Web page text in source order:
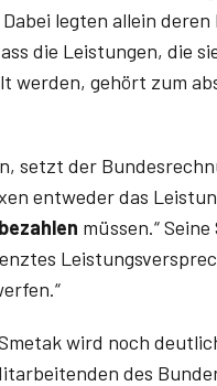
legten allein
die Leistungen, die
werden, gehört zum
setzt der
entweder das
müssen.“
wird noch
des